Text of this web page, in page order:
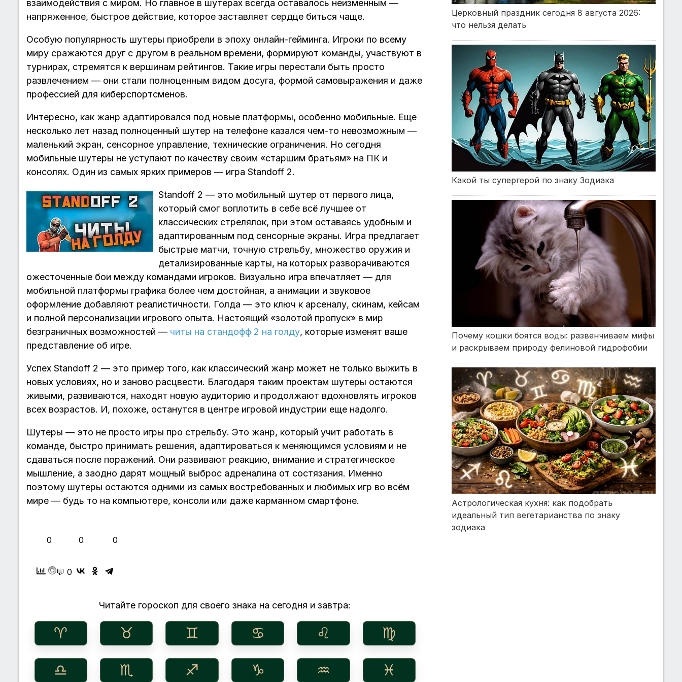
взаимодействия с миром. Но главное в шутерах всегда оставалось неизменным —
напряженное, быстрое действие, которое заставляет сердце биться чаще.
Особую популярность шутеры приобрели в эпоху онлайн-гейминга. Игроки по всему
миру сражаются друг с другом в реальном времени, формируют команды, участвуют в
турнирах, стремятся к вершинам рейтингов. Такие игры перестали быть просто
развлечением — они стали полноценным видом досуга, формой самовыражения и даже
профессией для киберспортсменов.
Интересно, как жанр адаптировался под новые платформы, особенно мобильные. Еще
несколько лет назад полноценный шутер на телефоне казался чем-то невозможным —
маленький экран, сенсорное управление, технические ограничения. Но сегодня
мобильные шутеры не уступают по качеству своим «старшим братьям» на ПК и
консолях. Один из самых ярких примеров — игра Standoff 2.
Standoff 2 — это мобильный шутер от первого лица,
который смог воплотить в себе всё лучшее от
классических стрелялок, при этом оставаясь удобным и
адаптированным под сенсорные экраны. Игра предлагает
быстрые матчи, точную стрельбу, множество оружия и
детализированные карты, на которых разворачиваются
ожесточенные бои между командами игроков. Визуально игра впечатляет — для
мобильной платформы графика более чем достойная, а анимации и звуковое
оформление добавляют реалистичности. Голда — это ключ к арсеналу, скинам, кейсам
и полной персонализации игрового опыта. Настоящий «золотой пропуск» в мир
безграничных возможностей — читы на стандофф 2 на голду, которые изменят ваше
представление об игре.
Успех Standoff 2 — это пример того, как классический жанр может не только выжить в
новых условиях, но и заново расцвести. Благодаря таким проектам шутеры остаются
живыми, развиваются, находят новую аудиторию и продолжают вдохновлять игроков
всех возрастов. И, похоже, останутся в центре игровой индустрии еще надолго.
Шутеры — это не просто игры про стрельбу. Это жанр, который учит работать в
команде, быстро принимать решения, адаптироваться к меняющимся условиям и не
сдаваться после поражений. Они развивают реакцию, внимание и стратегическое
мышление, а заодно дарят мощный выброс адреналина от состязания. Именно
поэтому шутеры остаются одними из самых востребованных и любимых игр во всём
мире — будь то на компьютере, консоли или даже карманном смартфоне.
0 0 0
💬 0
Читайте гороскоп для своего знака на сегодня и завтра:
♈︎ ♉︎ ♊︎ ♋︎ ♌︎ ♍︎
♎︎ ♏︎ ♐︎ ♑︎ ♒︎ ♓︎
Церковный праздник сегодня 8 августа 2026:
что нельзя делать
Какой ты супергерой по знаку Зодиака
Почему кошки боятся воды: развенчиваем мифы
и раскрываем природу фелиновой гидрофобии
Астрологическая кухня: как подобрать
идеальный тип вегетарианства по знаку
зодиака